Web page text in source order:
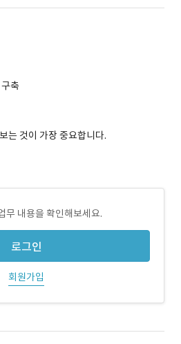
축
는 것이 가장 중요합니다.
무 내용을 확인해보세요.
로그인
회원가입